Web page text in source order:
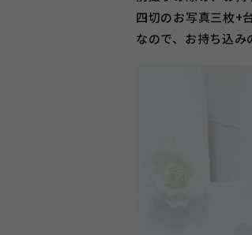
四切のお写真三枚+
なので、お持ち込